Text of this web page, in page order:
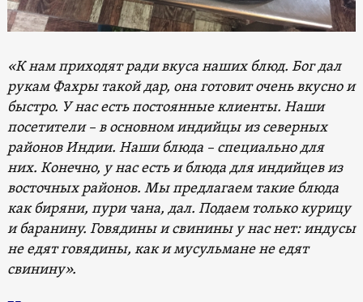
«К нам приходят ради вкуса наших блюд. Бог дал
рукам Фахры такой дар, она готовит очень вкусно и
быстро. У нас есть постоянные клиенты. Наши
посетители – в основном индийцы из северных
районов Индии. Наши блюда – специально для
них. Конечно, у нас есть и блюда для индийцев из
восточных районов. Мы предлагаем такие блюда
как биряни, пури чана, дал. Подаем только курицу
и баранину. Говядины и свинины у нас нет: индусы
не едят говядины, как и мусульмане не едят
свинину».